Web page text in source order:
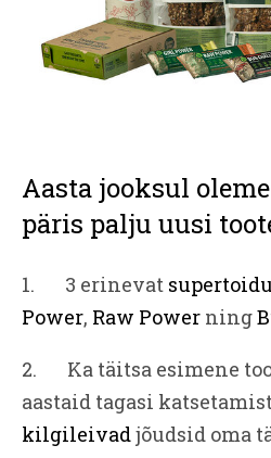
Aasta jooksul
päris palju uusi
1. 3 erinevat
Power, Raw Power ning
2. Ka täitsa esimene
aastaid tagasi
kilgileivadjõudsid oma